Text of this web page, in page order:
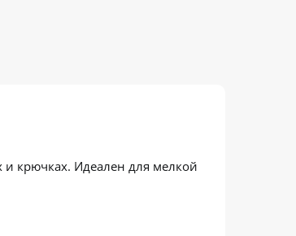
крючках. Идеален для мелкой